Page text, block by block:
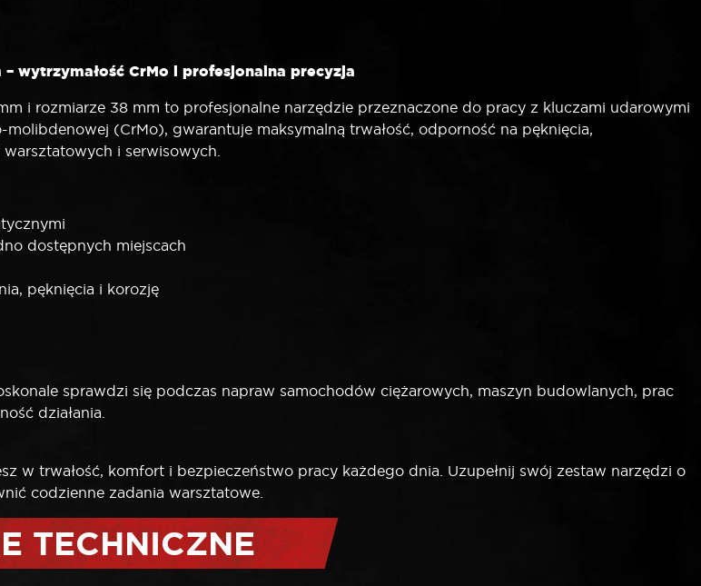
wytrzymałość CrMo i profesjonalna precyzja
i rozmiarze 38 mm to profesjonalne narzędzie przeznaczone do pracy z kluczami udarowymi
(CrMo), gwarantuje maksymalną trwałość, odporność na pęknięcia,
i serwisowych.
dostępnych miejscach
pęknięcia i korozję
sprawdzi się podczas napraw samochodów ciężarowych, maszyn budowlanych, prac
działania.
w trwałość, komfort i bezpieczeństwo pracy każdego dnia. Uzupełnij swój zestaw narzędzi o
codzienne zadania warsztatowe.
TECHNICZNE